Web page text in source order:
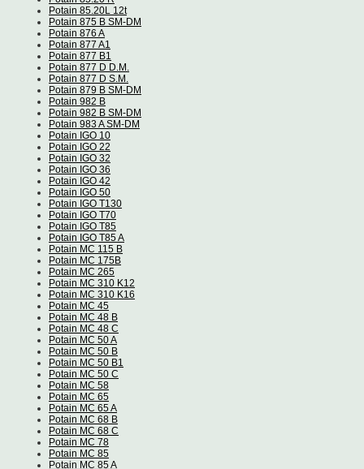
Potain 85.20L 12t
Potain 875 B SM-DM
Potain 876 A
Potain 877 A1
Potain 877 B1
Potain 877 D D.M.
Potain 877 D S.M.
Potain 879 B SM-DM
Potain 982 B
Potain 982 B SM-DM
Potain 983 A SM-DM
Potain IGO 10
Potain IGO 22
Potain IGO 32
Potain IGO 36
Potain IGO 42
Potain IGO 50
Potain IGO T130
Potain IGO T70
Potain IGO T85
Potain IGO T85 A
Potain MC 115 B
Potain MC 175B
Potain MC 265
Potain MC 310 K12
Potain MC 310 K16
Potain MC 45
Potain MC 48 B
Potain MC 48 C
Potain MC 50 A
Potain MC 50 B
Potain MC 50 B1
Potain MC 50 C
Potain MC 58
Potain MC 65
Potain MC 65 A
Potain MC 68 B
Potain MC 68 C
Potain MC 78
Potain MC 85
Potain MC 85 A